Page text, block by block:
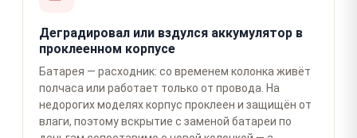
Деградировал или вздулся аккумулятор в
проклеенном корпусе
Батарея — расходник: со временем колонка живёт
полчаса или работает только от провода. На
недорогих моделях корпус проклеен и защищён от
влаги, поэтому вскрытие с заменой батареи по